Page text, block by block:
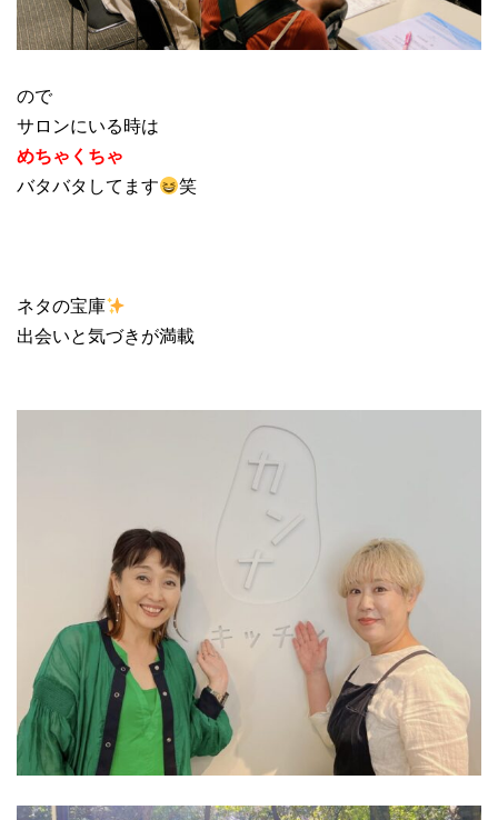
ので
サロンにいる時は
めちゃくちゃ
バタバタしてます
笑
ネタの宝庫
出会いと気づきが満載